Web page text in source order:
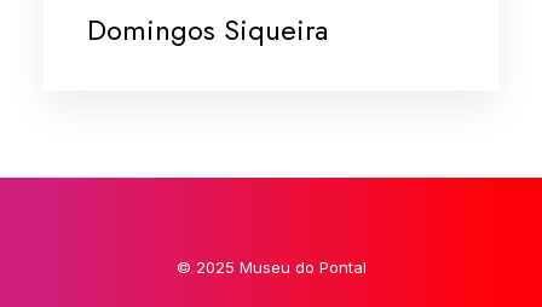
Domingos Siqueira
© 2025 Museu do Pontal